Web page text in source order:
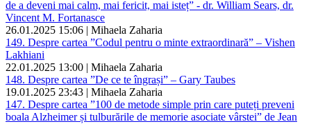
de a deveni mai calm, mai fericit, mai isteț” - dr. William Sears, dr.
Vincent M. Fortanasce
26.01.2025 15:06 | Mihaela Zaharia
149. Despre cartea ”Codul pentru o minte extraordinară” – Vishen
Lakhiani
22.01.2025 13:00 | Mihaela Zaharia
148. Despre cartea ”De ce te îngrași” – Gary Taubes
19.01.2025 23:43 | Mihaela Zaharia
147. Despre cartea ”100 de metode simple prin care puteți preveni
boala Alzheimer și tulburările de memorie asociate vârstei” de Jean